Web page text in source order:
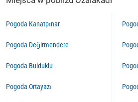
Pogoda Kanatpınar
Pogoda Değirmendere
Pogoda Bulduklu
Pogoda Ortayazı